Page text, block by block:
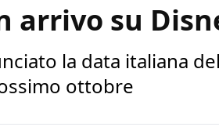
arrivo su
la data italiana
ottobre